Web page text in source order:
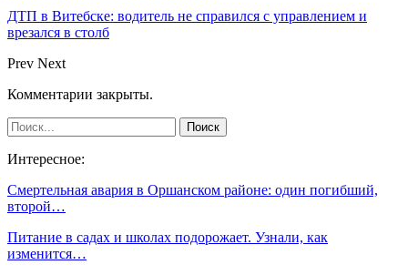
ДТП в Витебске: водитель не справился с управлением и
врезался в столб
Prev Next
Комментарии закрыты.
Интересное:
Смертельная авария в Оршанском районе: один погибший,
второй…
Питание в садах и школах подорожает. Узнали, как
изменится…